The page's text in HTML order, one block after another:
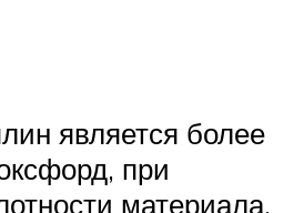
является более
при
материала.